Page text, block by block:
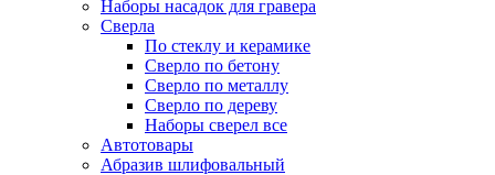
Наборы насадок для гравера
Сверла
По стеклу и керамике
Сверло по бетону
Сверло по металлу
Сверло по дереву
Наборы сверел все
Автотовары
Абразив шлифовальный